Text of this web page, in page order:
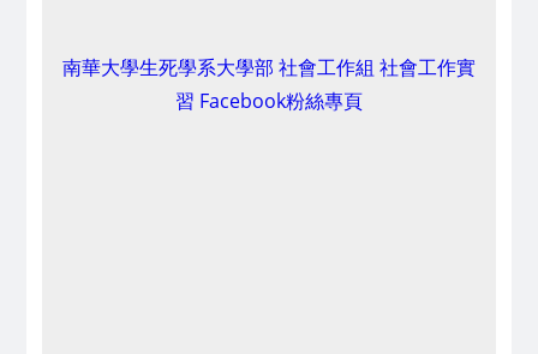
南華大學生死學系大學部 社會工作組 社會工作實
習 Facebook粉絲專頁